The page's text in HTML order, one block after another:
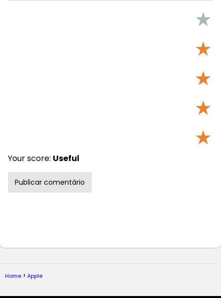
★
★
★
★
★
Your score: Useful
Home Apple